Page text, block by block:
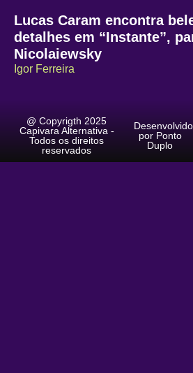
Lucas Caram encontra
detalhes em “Instante”,
Nicolaiewsky
Igor Ferreira
@ Copyrigth 2025
Capivara Alternativa -
Todos os direitos
reservados
Desenvolvido
por Ponto
Duplo